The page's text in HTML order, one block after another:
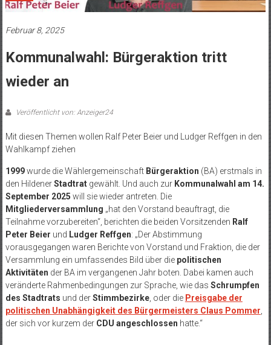
Februar 8, 2025
Kommunalwahl: Bürgeraktion tritt
wieder an
Veröffentlicht von: Anzeiger24
Mit diesen Themen wollen Ralf Peter Beier und Ludger Reffgen in den
Wahlkampf ziehen
1999wurde die Wählergemeinschaft Bürgeraktion (BA) erstmals in
den HildenerStadtratgewählt. Und auch zur Kommunalwahl am 14.
September 2025 will sie wieder antreten. Die
Mitgliederversammlung „hat den Vorstand beauftragt, die
Teilnahme vorzubereiten“, berichten die beiden Vorsitzenden Ralf
Peter Beier und Ludger Reffgen: „Der Abstimmung
vorausgegangen waren Berichte von Vorstand und Fraktion, die der
Versammlung ein umfassendes Bild über die politischen
Aktivitäten der BA im vergangenen Jahr boten. Dabei kamen auch
veränderte Rahmenbedingungen zur Sprache, wie das Schrumpfen
des Stadtrats und derStimmbezirke, oder die Preisgabe der
politischen Unabhängigkeit des Bürgermeisters Claus Pommer,
der sich vor kurzem der CDU angeschlossen hatte.“